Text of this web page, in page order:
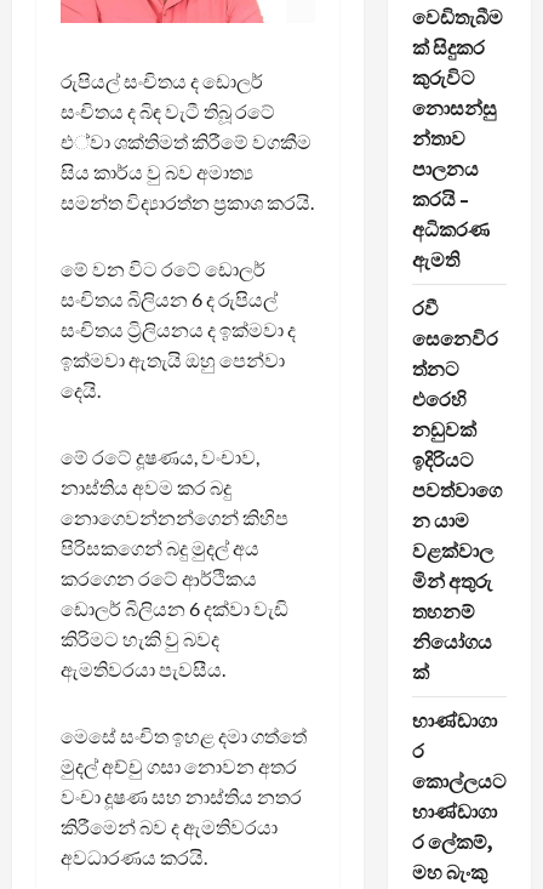
රුපියල් සංචිතය ද ඩොලර්
සංචිතය ද බිඳ වැටී තිබූ රටේ
එ්වා ශක්තිමත් කිරීමේ වගකීම
සිය කාර්ය වු බව අමාත්‍ය
සමන්ත විද්‍යාරත්න ප්‍රකාශ කරයි.
මේ වන විට රටේ ඩොලර්
සංචිතය බිලියන 6 ද රුපියල්
සංචිතය ට්‍රිලියනය ද ඉක්මවා ද
ඉක්මවා ඇතැයි ඔහු පෙන්වා
දෙයි.
මේ රටේ දූෂණය, වංචාව,
නාස්තිය අවම කර බදු
නොගෙවන්නන්ගෙන් කිහිප
පිරිසකගෙන් බදු මුදල් අය
කරගෙන රටේ ආර්ථිකය
ඩොලර් බිලියන 6 දක්වා වැඩි
කිරිමට හැකි වු බවද
ඇමතිවරයා පැවසීය.
මෙසේ සංචිත ඉහළ දමා ගත්තේ
මුදල් අච්චු ගසා නොවන අතර
වංචා දූෂණ සහ නාස්තිය නතර
කිරීමෙන් බව ද ඇමතිවරයා
අවධාරණය කරයි.
වෙඩිතැබීම
ක් සිදුකර
කුරුවිට
නොසන්සු
න්තාව
පාලනය
කරයි –
අධිකරණ
ඇමති
රවී
සෙනෙවිර
ත්නට
එරෙහි
නඩුවක්
ඉදිරියට
පවත්වාගෙ
න යාම
වළක්වාල
මින් අතුරු
තහනම්
නියෝගය
ක්
භාණ්ඩාගා
ර
කොල්ලයට
භාණ්ඩාගා
ර ලේකම්,
මහ බැංකු